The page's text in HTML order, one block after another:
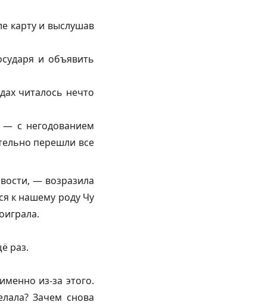
карту и выслушав
и объявить
читалось нечто
— с негодованием
перешли все
— возразила
к нашему роду Чу
раз.
из-за этого.
Зачем снова